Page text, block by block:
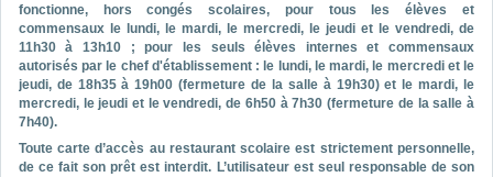
fonctionne, hors congés scolaires, pour tous les élèves et
commensaux le lundi, le mardi, le mercredi, le jeudi et le vendredi, de
11h30 à 13h10 ; pour les seuls élèves internes et commensaux
autorisés par le chef d'établissement : le lundi, le mardi, le mercredi et le
jeudi, de 18h35 à 19h00 (fermeture de la salle à 19h30) et le mardi, le
mercredi, le jeudi et le vendredi, de 6h50 à 7h30 (fermeture de la salle à
7h40).
Toute carte d’accès au restaurant scolaire est strictement personnelle,
de ce fait son prêt est interdit. L’utilisateur est seul responsable de son